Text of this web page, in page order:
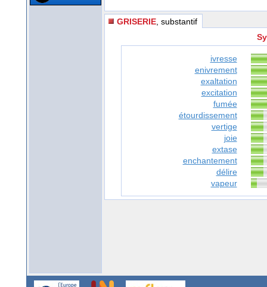
GRISERIE , substantif
ivresse
enivrement
exaltation
excitation
fumée
étourdissement
vertige
joie
extase
enchantement
délire
vapeur